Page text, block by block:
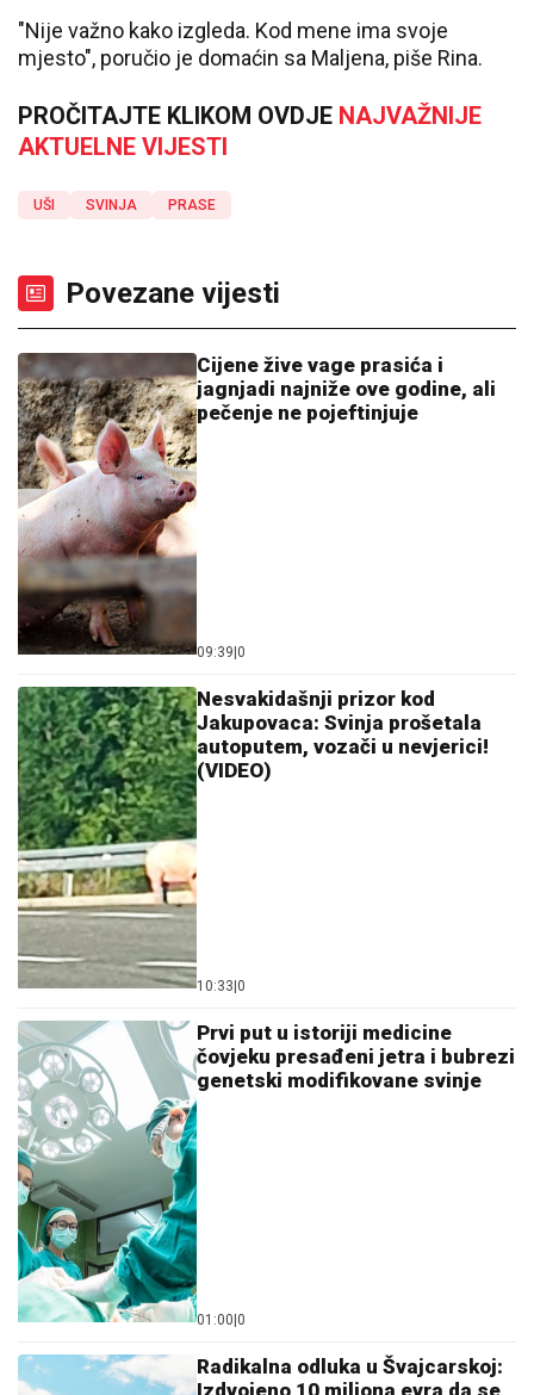
"Nije važno kako izgleda. Kod mene ima svoje
mjesto", poručio je domaćin sa Maljena, piše Rina.
PROČITAJTE KLIKOM OVDJE NAJVAŽNIJE
AKTUELNE VIJESTI
UŠI SVINJA PRASE
Povezane vijesti
Cijene žive vage prasića i
jagnjadi najniže ove godine, ali
pečenje ne pojeftinjuje
09:39 0
Nesvakidašnji prizor kod
Jakupovaca: Svinja prošetala
autoputem, vozači u nevjerici!
(VIDEO)
10:33 0
Prvi put u istoriji medicine
čovjeku presađeni jetra i bubrezi
genetski modifikovane svinje
01:00 0
Radikalna odluka u Švajcarskoj:
Izdvojeno 10 miliona evra da se